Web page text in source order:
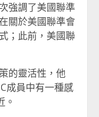
強調了美國聯準
關於美國聯準會
；此前，美國聯
的靈活性，他
成員中有一種感
。